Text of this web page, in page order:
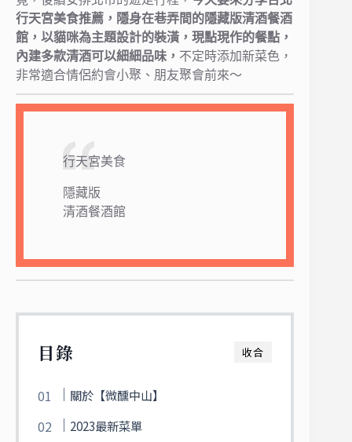
行天宮美食推薦，隱身在巷弄間的隱藏版清酒餐酒
館，以貓咪為主題設計的裝潢，現點現作的餐點，
內建多款清酒可以細細品味， 不定時添加新菜色，
非常適合情侶約會小聚、朋友聚會前來～
行天宮美食
隱藏版
清酒餐酒館
收合
目錄
關於【微醺中山】
2023最新菜單